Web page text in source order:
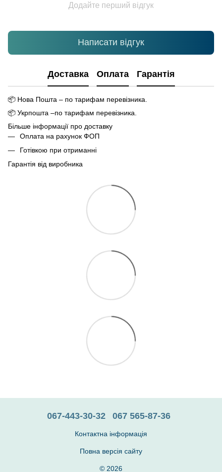
Додайте перший відгук
Написати відгук
Доставка Оплата Гарантія
📦 Нова Пошта – по тарифам перевізника.
📦 Укрпошта –по тарифам перевізника.
Більше інформації про доставку
Оплата на рахунок ФОП
Готівкою при отриманні
Гарантія від виробника
067-443-30-32 067 565-87-36
Контактна інформація
Повна версія сайту
© 2026